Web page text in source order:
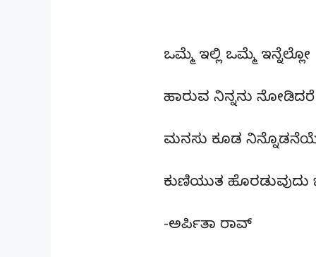
ಒಮ್ಮೆ ಇಲ್ಲಿ ಒಮ್ಮೆ ಇನ್ನೆಲ್ಲೋ
ಹಾರುವ ನಿನ್ನನು ನೋಡಿದರೆ
ಮನಸು ಕೂಡ
ಕುಣಿಯುತ ಹೊರಡುವುದು
-ಅರ್ಪಿತಾ ರಾವ್